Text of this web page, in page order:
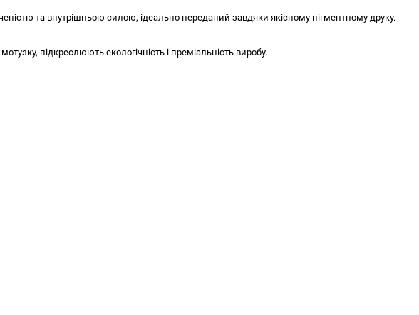
та внутрішньою силою, ідеально переданий завдяки якісному пігментному друку.
підкреслюють екологічність і преміальність виробу.